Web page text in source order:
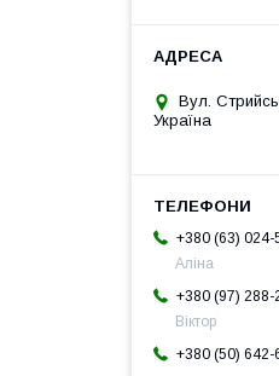
Вул.
Україна
+380 (63) 024-
Аліна
+380 (97) 288-
Віктор
+380 (50) 642-